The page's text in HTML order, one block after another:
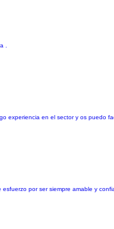
.
experiencia en el sector y os puedo
por ser siempre amable y